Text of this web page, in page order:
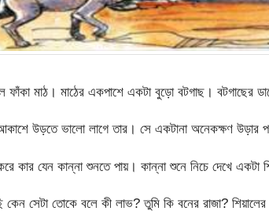
ফাঁকা মাঠ। মাঠের একপাশে একটা বুড়ো বটগাছ। বটগাছের
উড়তে ভালো লাগে তার। সে একটানা অনেকক্ষণ উড়ার
কার যেন কান্না শুনতে পায়। কান্না শুনে নিচে দেখে একটা
কেন সেটা তোকে বলে কী লাভ? তুমি কি বনের রাজা?